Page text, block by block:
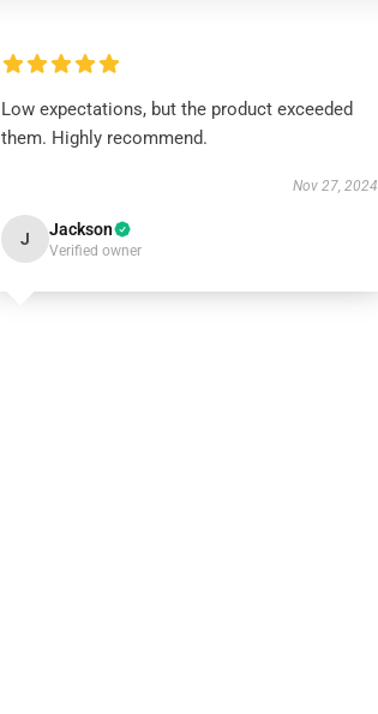
Low expectations, but the product exceeded
them. Highly recommend.
Nov 27, 2024
J Jackson
Verified owner